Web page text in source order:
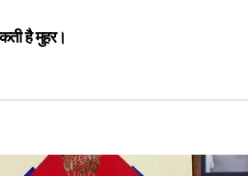
है मुहर।